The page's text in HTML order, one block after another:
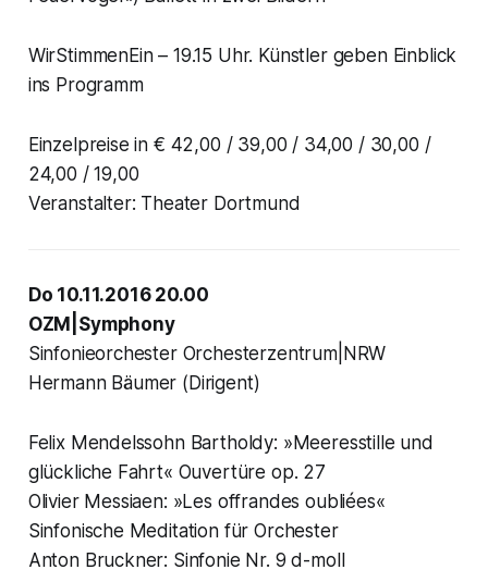
WirStimmenEin – 19.15 Uhr. Künstler geben Einblick
ins Programm
Einzelpreise in € 42,00 / 39,00 / 34,00 / 30,00 /
24,00 / 19,00
Veranstalter: Theater Dortmund
Do 10.11.2016 20.00
OZM|Symphony
Sinfonieorchester Orchesterzentrum|NRW
Hermann Bäumer (Dirigent)
Felix Mendelssohn Bartholdy: »Meeresstille und
glückliche Fahrt« Ouvertüre op. 27
Olivier Messiaen: »Les offrandes oubliées«
Sinfonische Meditation für Orchester
Anton Bruckner: Sinfonie Nr. 9 d-moll